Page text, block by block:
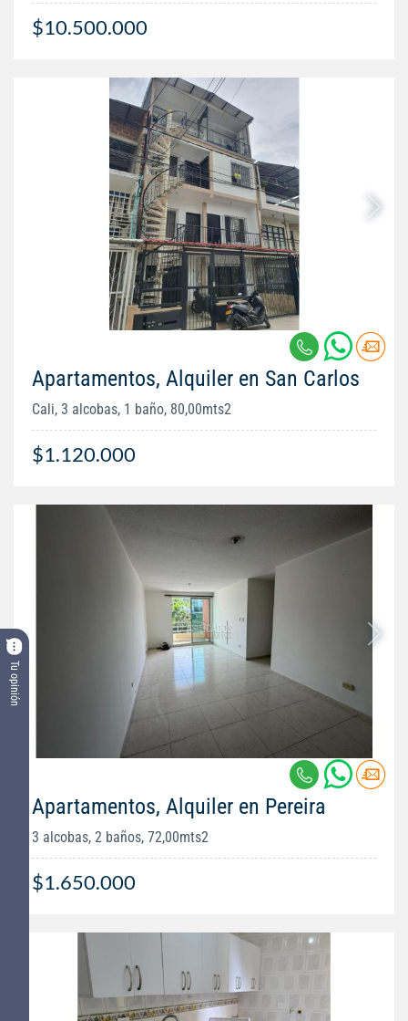
Tu opinión
$10.500.000
Apartamentos, Alquiler en San Carlos
Cali, 3 alcobas, 1 baño, 80,00mts2
$1.120.000
Apartamentos, Alquiler en Pereira
3 alcobas, 2 baños, 72,00mts2
$1.650.000